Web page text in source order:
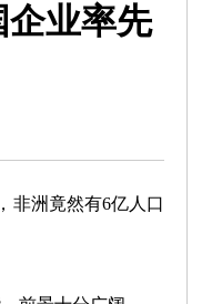
业率先
非洲竟然有6亿人口